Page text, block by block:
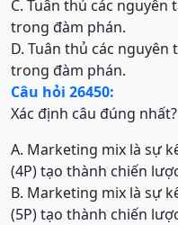
C. Tuân thủ các
trong đàm phán.
D. Tuân thủ các
trong đàm phán.
Câu hỏi 26450:
Xác định câu đúng nhất?
A. Marketing mix là sự
(4P) tạo thành chiến
B. Marketing mix là sự
(5P) tạo thành chiến